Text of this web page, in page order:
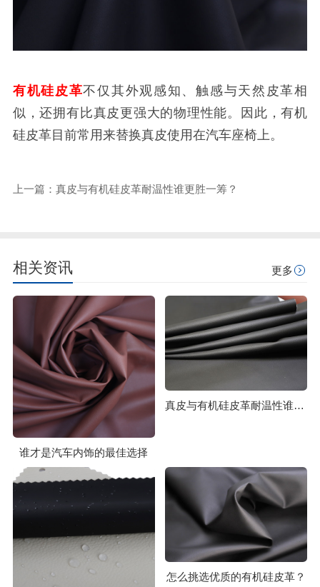
有机硅皮革不仅其外观感知、触感与天然皮革相
似，还拥有比真皮更强大的物理性能。因此，有机
硅皮革目前常用来替换真皮使用在汽车座椅上。
上一篇：真皮与有机硅皮革耐温性谁更胜一筹？
相关资讯 更多
谁才是汽车内饰的最佳选择
真皮与有机硅皮革耐温性谁更胜一筹？
怎么挑选优质的有机硅皮革？